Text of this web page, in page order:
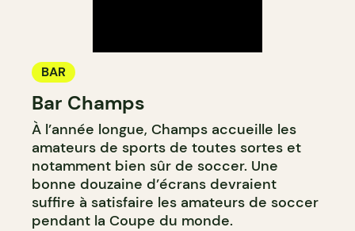
BAR
Bar Champs
À l’année longue, Champs accueille les
amateurs de sports de toutes sortes et
notamment bien sûr de soccer. Une
bonne douzaine d’écrans devraient
suffire à satisfaire les amateurs de soccer
pendant la Coupe du monde.